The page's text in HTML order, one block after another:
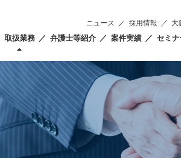
取扱業務 弁護士等紹介 案件実績 セミ
ニュース 採用情報 大